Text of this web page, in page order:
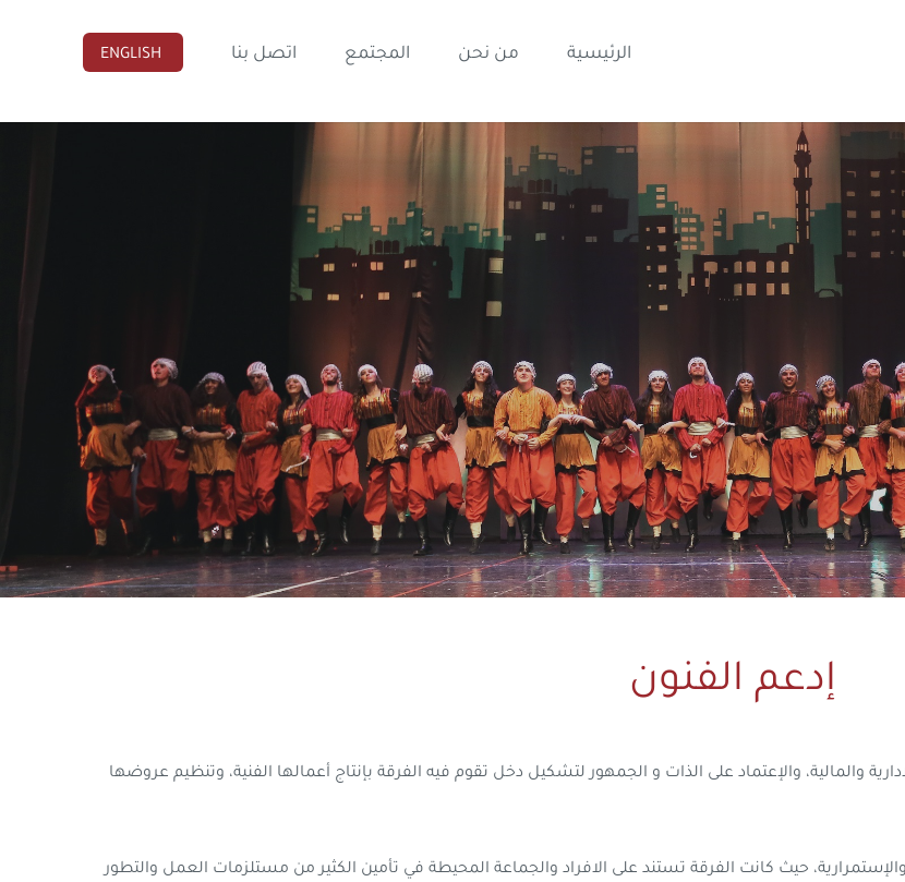
إدعم الفنون
والمالية، والإعتماد على الذات و الجمهور لتشكيل دخل تقوم فيه الفرقة بإنتاج أعمالها الفنية، وتنظيم عروضها
حيث كانت الفرقة تستند على الافراد والجماعة المحيطة في تأمين الكثير من مستلزمات العمل والتطور
الرئيسية من نحن المجتمع اتصل بنا ENGLISH